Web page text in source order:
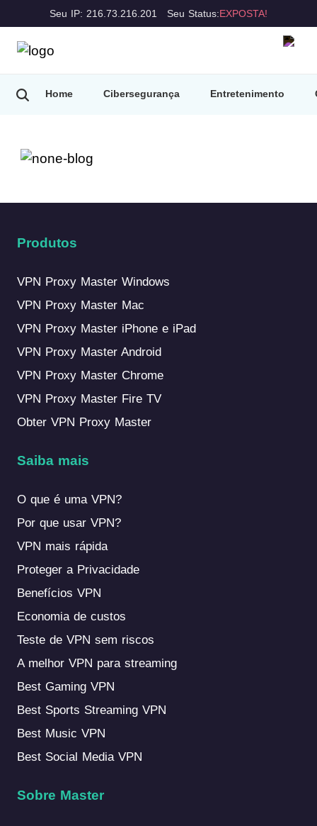
Seu IP: 216.73.216.201 Seu Status:EXPOSTA!
Home Cibersegurança Entretenimento
Produtos
VPN Proxy Master Windows
VPN Proxy Master Mac
VPN Proxy Master iPhone e iPad
VPN Proxy Master Android
VPN Proxy Master Chrome
VPN Proxy Master Fire TV
Obter VPN Proxy Master
Saiba mais
O que é uma VPN?
Por que usar VPN?
VPN mais rápida
Proteger a Privacidade
Benefícios VPN
Economia de custos
Teste de VPN sem riscos
A melhor VPN para streaming
Best Gaming VPN
Best Sports Streaming VPN
Best Music VPN
Best Social Media VPN
Sobre Master